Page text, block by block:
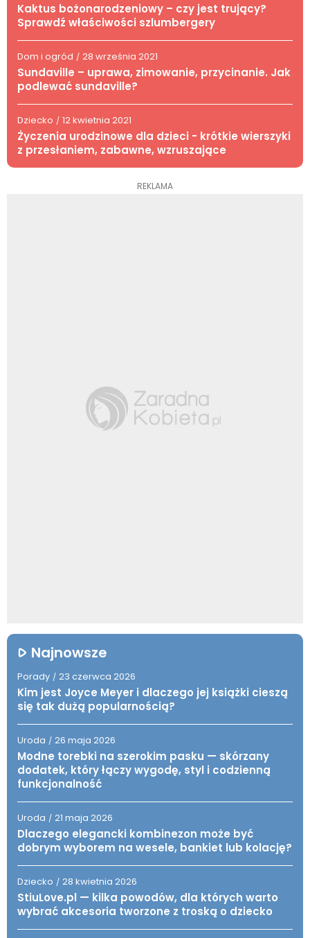
Kaktus bożonarodzeniowy – czy jest trujący?
Sprawdź właściwości szlumbergery
Dom i ogród / 28 września 2021
Sundaville – uprawa, zimowanie, przycinanie. Jak
podlewać sundaville?
Dziecko / 12 kwietnia 2021
Życzenia urodzinowe dla dzieci - krótkie wierszyki
z przesłaniem, zabawne, wzruszające
REKLAMA
Najnowsze
Porady / 23 czerwca 2026
Kim jest Joyce Meyer i dlaczego jej książki cieszą
się tak dużą popularnością?
Uroda / 26 maja 2026
Modne torebki na szerokim pasku — skórzany
dodatek, który łączy wygodę, styl i codzienną
funkcjonalność
Uroda / 21 maja 2026
Dlaczego elegancki kombinezon może być
dobrym wyborem na wesele, bankiet lub kolację?
Dziecko / 28 kwietnia 2026
StiuLove.pl — kilka powodów, dla których warto
wybrać akcesoria tworzone z troską o dziecko